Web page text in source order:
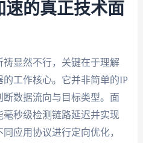
速的真正技术面
显然不行，关键在于理解
工作核心。它并非简单的IP
数据流向与目标类型。面
秒级检测链路延迟并实现
应用协议进行定向优化，